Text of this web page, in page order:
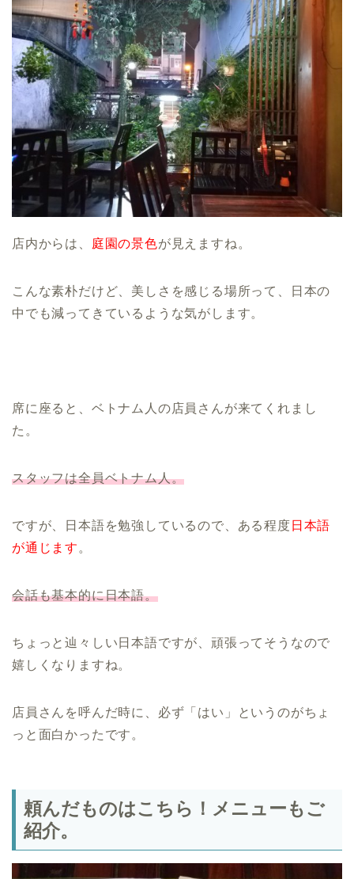
店内からは、 庭園の景色が見えますね。
こんな素朴だけど、美しさを感じる場所って、日本の
中でも減ってきているような気がします。
席に座ると、ベトナム人の店員さんが来てくれまし
た。
スタッフは全員ベトナム人。
ですが、日本語を勉強しているので、ある程度 日本語
が通じます 。
会話も基本的に日本語。
ちょっと辿々しい日本語ですが、頑張ってそうなので
嬉しくなりますね。
店員さんを呼んだ時に、必ず「はい」というのがちょ
っと面白かったです。
頼んだものはこちら！メニューもご
紹介。